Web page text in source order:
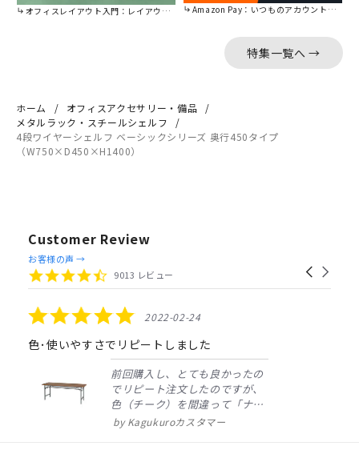
オフィスレイアウト入門：レイアウトの基本をご紹介。 Amazon Pay：いつものアカウントで簡単に決済可能。
特集一覧へ →
ホーム
オフィスアクセサリー・備品
メタルラック・スチールシェルフ
4段ワイヤーシェルフ ベーシックシリーズ 奥行450タイプ
（W750×D450×H1400）
Customer Review
Reviews
carousel
Carousel
arrows
4.4
star
9013 レビュー
お客様の声 →
5.0
star
rating
2022-02-24
色･使いやすさでリピートしました
前回購入し、とても良かったの
でリピート注文したのですが、
色（チーク）を間違って「ナチ
ュラル」としてしまいました。
Kagukuroカスタマー